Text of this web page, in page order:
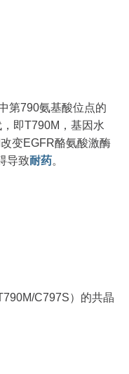
第790氨基酸位点的
即T790M，基因水
变EGFR酪氨酸激酶
导致耐药。
C797S）的共晶